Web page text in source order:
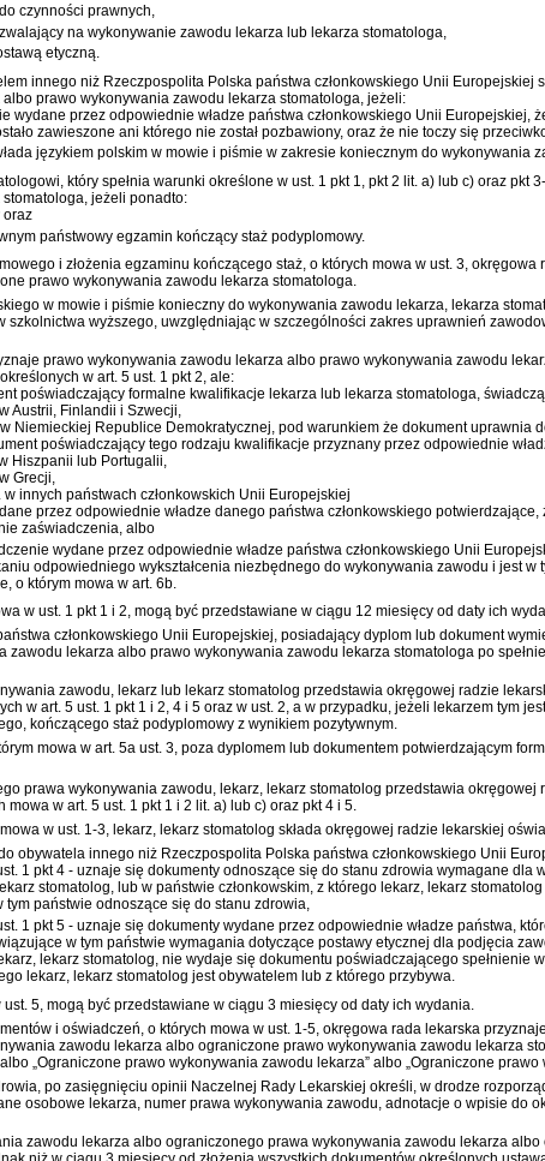
czynności prawnych,
na wykonywanie zawodu lekarza lub lekarza stomatologa,
etyczną.
innego niż Rzeczpospolita Polska państwa członkowskiego Unii
prawo wykonywania zawodu lekarza stomatologa, jeżeli:
wydane przez odpowiednie władze państwa członkowskiego Unii
zawieszone ani którego nie został pozbawiony, oraz że nie toczy się
językiem polskim w mowie i piśmie w zakresie koniecznym do wykonywania
który spełnia warunki określone w ust. 1 pkt 1, pkt 2 lit. a) lub c) oraz
jeżeli ponadto:
oraz
państwowy egzamin kończący staż podyplomowy.
i złożenia egzaminu kończącego staż, o których mowa w ust. 3,
prawo wykonywania zawodu lekarza stomatologa.
w mowie i piśmie konieczny do wykonywania zawodu lekarza, lekarza
szkolnictwa wyższego, uwzględniając w szczególności zakres uprawnień
prawo wykonywania zawodu lekarza albo prawo wykonywania zawodu
w art. 5 ust. 1 pkt 2, ale:
poświadczający formalne kwalifikacje lekarza lub lekarza stomatologa,
Austrii, Finlandii i Szwecji,
Niemieckiej Republice Demokratycznej, pod warunkiem że dokument
poświadczający tego rodzaju kwalifikacje przyznany przez odpowiednie
Hiszpanii lub Portugalii,
Grecji,
innych państwach członkowskich Unii Europejskiej
przez odpowiednie władze danego państwa członkowskiego
zaświadczenia, albo
wydane przez odpowiednie władze państwa członkowskiego Unii
odpowiedniego wykształcenia niezbędnego do wykonywania zawodu i jest
o którym mowa w art. 6b.
w ust. 1 pkt 1 i 2, mogą być przedstawiane w ciągu 12 miesięcy od daty ich
członkowskiego Unii Europejskiej, posiadający dyplom lub dokument
zawodu lekarza albo prawo wykonywania zawodu lekarza stomatologa po
zawodu, lekarz lub lekarz stomatolog przedstawia okręgowej radzie
w art. 5 ust. 1 pkt 1 i 2, 4 i 5 oraz w ust. 2, a w przypadku, jeżeli lekarzem tym
kończącego staż podyplomowy z wynikiem pozytywnym.
mowa w art. 5a ust. 3, poza dyplomem lub dokumentem potwierdzającym
prawa wykonywania zawodu, lekarz, lekarz stomatolog przedstawia
mowa w art. 5 ust. 1 pkt 1 i 2 lit. a) lub c) oraz pkt 4 i 5.
w ust. 1-3, lekarz, lekarz stomatolog składa okręgowej radzie lekarskiej
obywatela innego niż Rzeczpospolita Polska państwa członkowskiego Unii
1 pkt 4 - uznaje się dokumenty odnoszące się do stanu zdrowia wymagane
stomatolog, lub w państwie członkowskim, z którego lekarz, lekarz
tym państwie odnoszące się do stanu zdrowia,
1 pkt 5 - uznaje się dokumenty wydane przez odpowiednie władze państwa,
w tym państwie wymagania dotyczące postawy etycznej dla podjęcia
lekarz stomatolog, nie wydaje się dokumentu poświadczającego
lekarz, lekarz stomatolog jest obywatelem lub z którego przybywa.
5, mogą być przedstawiane w ciągu 3 miesięcy od daty ich wydania.
i oświadczeń, o których mowa w ust. 1-5, okręgowa rada lekarska
zawodu lekarza albo ograniczone prawo wykonywania zawodu lekarza
„Ograniczone prawo wykonywania zawodu lekarza” albo „Ograniczone
po zasięgnięciu opinii Naczelnej Rady Lekarskiej określi, w drodze
osobowe lekarza, numer prawa wykonywania zawodu, adnotacje o wpisie do
zawodu lekarza albo ograniczonego prawa wykonywania zawodu lekarza